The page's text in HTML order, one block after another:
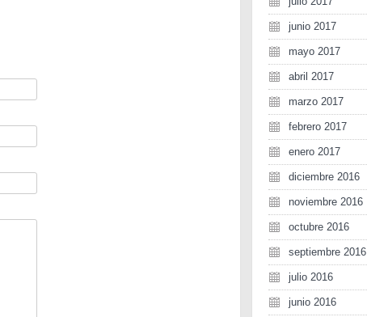
junio 2017
mayo 2017
abril 2017
marzo 2017
febrero 2017
enero 2017
diciembre 2016
noviembre 2016
octubre 2016
septiembre 2016
julio 2016
junio 2016